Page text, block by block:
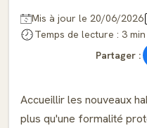
Mis à jour le 20/06/2026
Temps de lecture : 3 min
Partager :
Accueillir les nouveaux
plus qu'une formalité